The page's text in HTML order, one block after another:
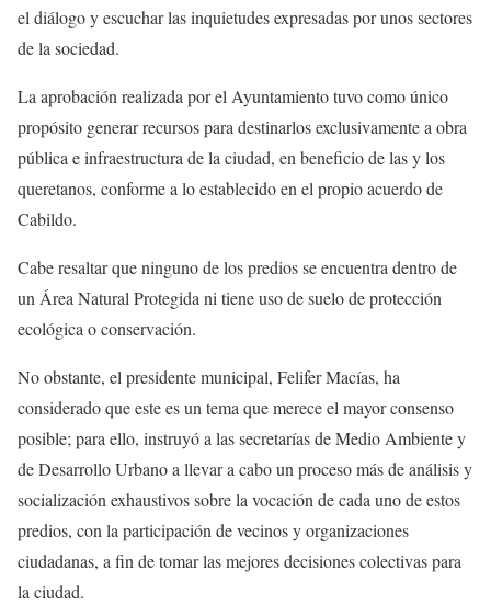
el diálogo y escuchar las inquietudes expresadas por unos sectores
de la sociedad.
La aprobación realizada por el Ayuntamiento tuvo como único
propósito generar recursos para destinarlos exclusivamente a obra
pública e infraestructura de la ciudad, en beneficio de las y los
queretanos, conforme a lo establecido en el propio acuerdo de
Cabildo.
Cabe resaltar que ninguno de los predios se encuentra dentro de
un Área Natural Protegida ni tiene uso de suelo de protección
ecológica o conservación.
No obstante, el presidente municipal, Felifer Macías, ha
considerado que este es un tema que merece el mayor consenso
posible; para ello, instruyó a las secretarías de Medio Ambiente y
de Desarrollo Urbano a llevar a cabo un proceso más de análisis y
socialización exhaustivos sobre la vocación de cada uno de estos
predios, con la participación de vecinos y organizaciones
ciudadanas, a fin de tomar las mejores decisiones colectivas para
la ciudad.